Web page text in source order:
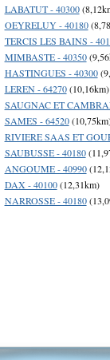
LABATUT - 40300
OEYRELUY - 40180
TERCIS LES BAINS -
MIMBASTE - 40350
HASTINGUES - 40300
LEREN - 64270(10,16km)
SAUGNAC ET
SAMES - 64520
RIVIERE SAAS ET
SAUBUSSE - 40180
ANGOUME - 40990
DAX - 40100(12,31km)
NARROSSE - 40180